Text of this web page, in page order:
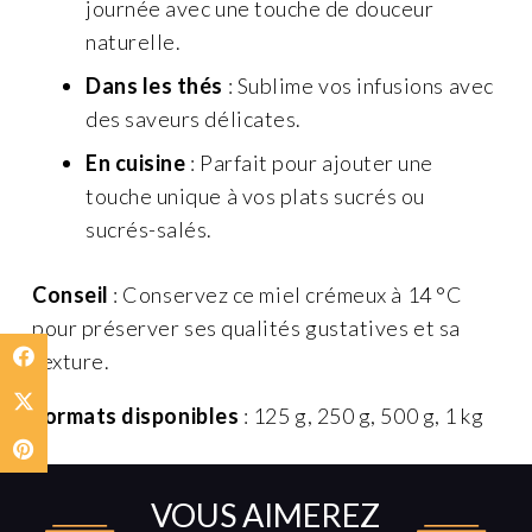
journée avec une touche de douceur
naturelle.
Dans les thés : Sublime vos infusions avec
des saveurs délicates.
En cuisine : Parfait pour ajouter une
touche unique à vos plats sucrés ou
sucrés-salés.
Conseil : Conservez ce miel crémeux à 14 °C
pour préserver ses qualités gustatives et sa
texture.
Formats disponibles : 125 g, 250 g, 500 g, 1 kg
VOUS AIMEREZ